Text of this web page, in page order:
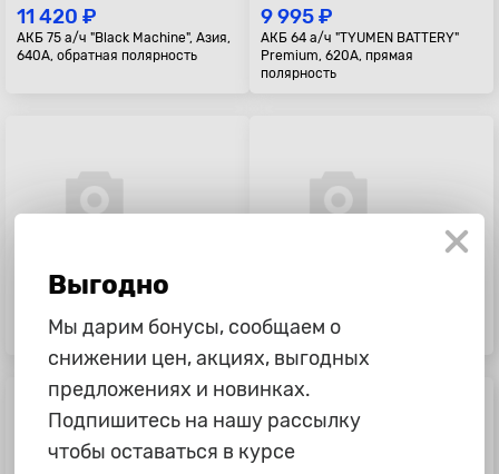
11 420 ₽
АКБ 75 а/ч "Black Machine", Азия,
640A, обратная полярность
9 995 ₽
АКБ 64 а/ч "TYUMEN BATTERY"
Premium, 620A, прямая
полярность
10 995 ₽
АКБ 74 а/ч "Zubr", Ultra, 710A,
обратная полярность, низкий
Premium, 650A, обратная
полярность, низкий
Выгодно
Мы дарим бонусы, сообщаем о
снижении цен, акциях, выгодных
предложениях и новинках.
Подпишитесь на нашу рассылку
чтобы оставаться в курсе